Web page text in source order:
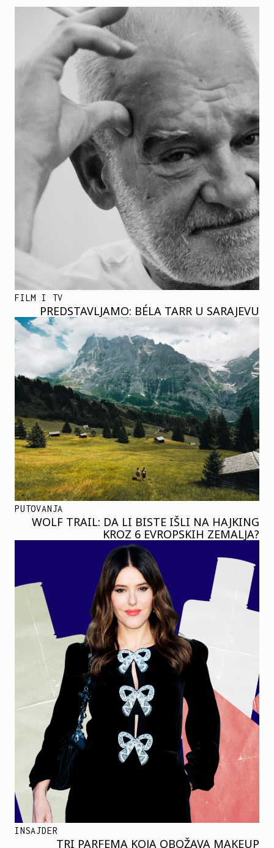
FILM I TV
PREDSTAVLJAMO: BÉLA TARR U SARAJEVU
PUTOVANJA
WOLF TRAIL: DA LI BISTE IŠLI NA HAJKING
KROZ 6 EVROPSKIH ZEMALJA?
INSAJDER
TRI PARFEMA KOJA OBOŽAVA MAKEUP